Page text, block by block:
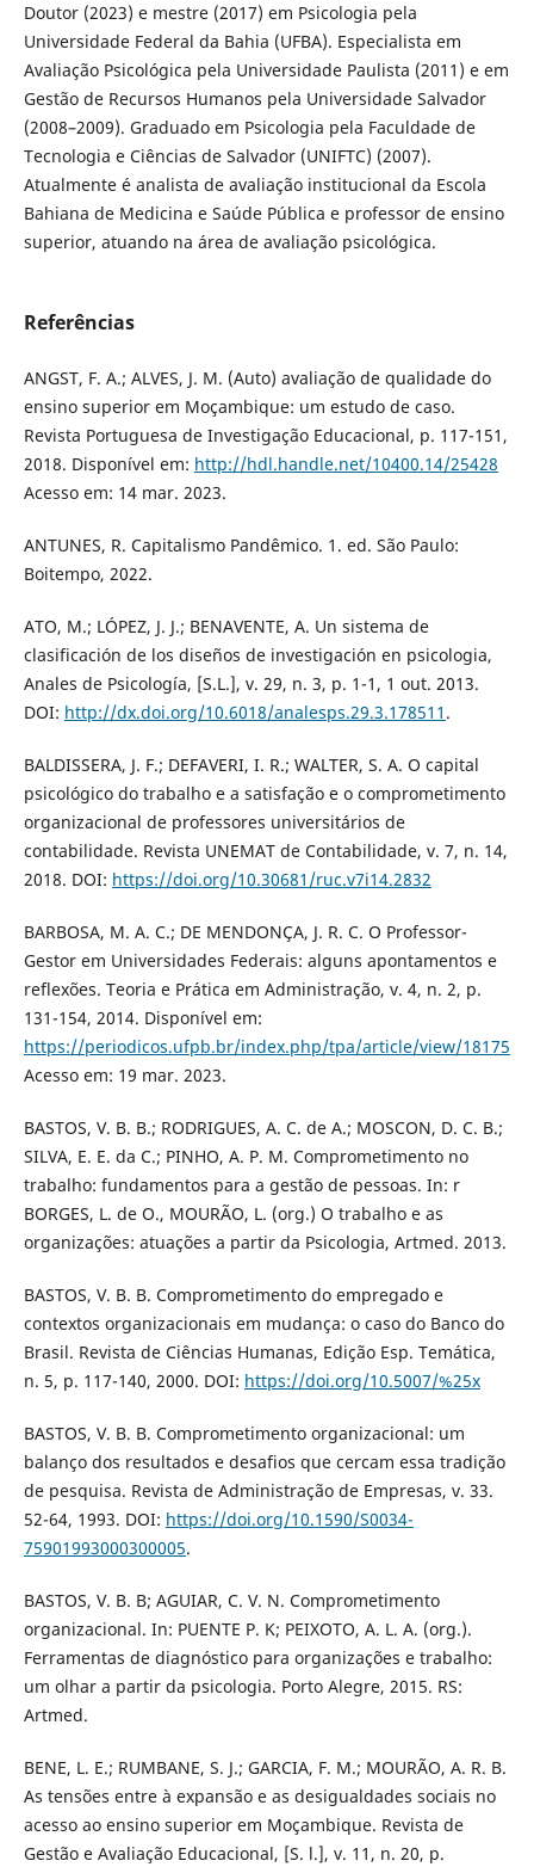
Doutor (2023) e mestre (2017) em Psicologia pela
Universidade Federal da Bahia (UFBA). Especialista em
Avaliação Psicológica pela Universidade Paulista (2011) e em
Gestão de Recursos Humanos pela Universidade Salvador
(2008–2009). Graduado em Psicologia pela Faculdade de
Tecnologia e Ciências de Salvador (UNIFTC) (2007).
Atualmente é analista de avaliação institucional da Escola
Bahiana de Medicina e Saúde Pública e professor de ensino
superior, atuando na área de avaliação psicológica.
Referências
ANGST, F. A.; ALVES, J. M. (Auto) avaliação de qualidade do
ensino superior em Moçambique: um estudo de caso.
Revista Portuguesa de Investigação Educacional, p. 117-151,
2018. Disponível em: http://hdl.handle.net/10400.14/25428
Acesso em: 14 mar. 2023.
ANTUNES, R. Capitalismo Pandêmico. 1. ed. São Paulo:
Boitempo, 2022.
ATO, M.; LÓPEZ, J. J.; BENAVENTE, A. Un sistema de
clasificación de los diseños de investigación en psicologia,
Anales de Psicología, [S.L.], v. 29, n. 3, p. 1-1, 1 out. 2013.
DOI: http://dx.doi.org/10.6018/analesps.29.3.178511 .
BALDISSERA, J. F.; DEFAVERI, I. R.; WALTER, S. A. O capital
psicológico do trabalho e a satisfação e o comprometimento
organizacional de professores universitários de
contabilidade. Revista UNEMAT de Contabilidade, v. 7, n. 14,
2018. DOI: https://doi.org/10.30681/ruc.v7i14.2832
BARBOSA, M. A. C.; DE MENDONÇA, J. R. C. O Professor-
Gestor em Universidades Federais: alguns apontamentos e
reflexões. Teoria e Prática em Administração, v. 4, n. 2, p.
131-154, 2014. Disponível em:
https://periodicos.ufpb.br/index.php/tpa/article/view/18175
Acesso em: 19 mar. 2023.
BASTOS, V. B. B.; RODRIGUES, A. C. de A.; MOSCON, D. C. B.;
SILVA, E. E. da C.; PINHO, A. P. M. Comprometimento no
trabalho: fundamentos para a gestão de pessoas. In: r
BORGES, L. de O., MOURÃO, L. (org.) O trabalho e as
organizações: atuações a partir da Psicologia, Artmed. 2013.
BASTOS, V. B. B. Comprometimento do empregado e
contextos organizacionais em mudança: o caso do Banco do
Brasil. Revista de Ciências Humanas, Edição Esp. Temática,
n. 5, p. 117-140, 2000. DOI: https://doi.org/10.5007/%25x
BASTOS, V. B. B. Comprometimento organizacional: um
balanço dos resultados e desafios que cercam essa tradição
de pesquisa. Revista de Administração de Empresas, v. 33.
52-64, 1993. DOI: https://doi.org/10.1590/S0034-
75901993000300005.
BASTOS, V. B. B; AGUIAR, C. V. N. Comprometimento
organizacional. In: PUENTE P. K; PEIXOTO, A. L. A. (org.).
Ferramentas de diagnóstico para organizações e trabalho:
um olhar a partir da psicologia. Porto Alegre, 2015. RS:
Artmed.
BENE, L. E.; RUMBANE, S. J.; GARCIA, F. M.; MOURÃO, A. R. B.
As tensões entre à expansão e as desigualdades sociais no
acesso ao ensino superior em Moçambique. Revista de
Gestão e Avaliação Educacional, [S. l.], v. 11, n. 20, p.